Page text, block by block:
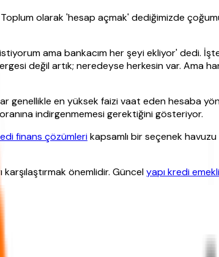
olarak 'hesap açmak' dediğimizde
ama bankacım her şeyi ekliyor' dedi.
değil artık; neredeyse herkesin var. Ama
genellikle en yüksek faizi vaat eden hesaba
indirgenmemesi gerektiğini gösteriyor.
finans çözümlerikapsamlı bir seçenek
önemlidir. Güncelyapı kredi